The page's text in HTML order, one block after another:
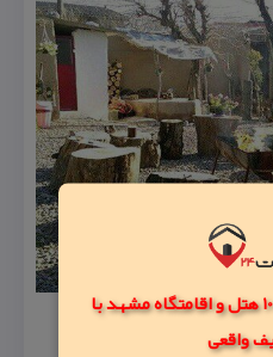
🎁 امکان رزرو بیش از 1000 هتل و اقامتگاه مشهد با